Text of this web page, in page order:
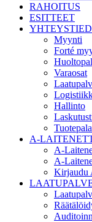
RAHOITUS
ESITTEET
Myynti
Forté
Varaosat
Hallinto
A-
A-
A-
Kirjaudu